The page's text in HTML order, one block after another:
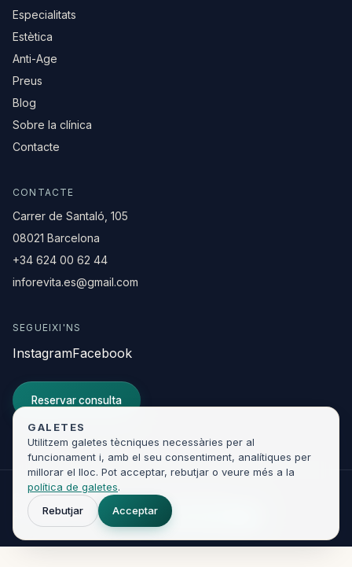
Especialitats
Estètica
Anti-Age
Preus
Blog
Sobre la clínica
Contacte
CONTACTE
Carrer de Santaló, 105
08021 Barcelona
+34 624 00 62 44
inforevita.es@gmail.com
SEGUEIXI'NS
InstagramFacebook
Reservar consulta
© 2026 Clínica Revita. Tots els drets reservats.
Avís legalPrivadesa Cookies Developed by
GALETES
Utilitzem galetes tècniques necessàries per al
funcionament i, amb el seu consentiment, analítiques per
millorar el lloc. Pot acceptar, rebutjar o veure més a la
política de galetes.
Rebutjar
Acceptar